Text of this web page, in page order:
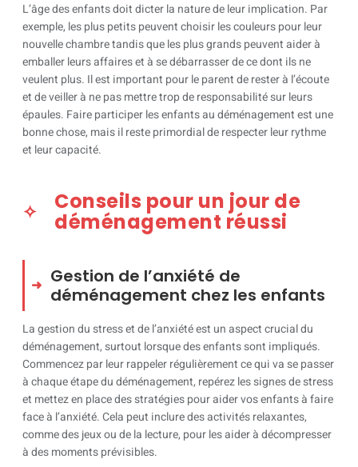
L’âge des enfants doit dicter la nature de leur implication. Par
exemple, les plus petits peuvent choisir les couleurs pour leur
nouvelle chambre tandis que les plus grands peuvent aider à
emballer leurs affaires et à se débarrasser de ce dont ils ne
veulent plus. Il est important pour le parent de rester à l’écoute
et de veiller à ne pas mettre trop de responsabilité sur leurs
épaules. Faire participer les enfants au déménagement est une
bonne chose, mais il reste primordial de respecter leur rythme
et leur capacité.
Conseils pour un jour de
déménagement réussi
Gestion de l’anxiété de
déménagement chez les enfants
La gestion du stress et de l’anxiété est un aspect crucial du
déménagement, surtout lorsque des enfants sont impliqués.
Commencez par leur rappeler régulièrement ce qui va se passer
à chaque étape du déménagement, repérez les signes de stress
et mettez en place des stratégies pour aider vos enfants à faire
face à l’anxiété. Cela peut inclure des activités relaxantes,
comme des jeux ou de la lecture, pour les aider à décompresser
à des moments prévisibles.